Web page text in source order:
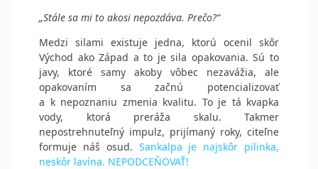
„Stále sa mi to akosi nepozdáva. Prečo?“
Medzi silami existuje jedna, ktorú ocenil skôr
Východ ako Západ a to je sila opakovania. Sú to
javy, ktoré samy akoby vôbec nezavážia, ale
opakovaním sa začnú potencializovať
a k nepoznaniu zmenia kvalitu. To je tá kvapka
vody, ktorá preráža skalu. Takmer
nepostrehnuteľný impulz, prijímaný roky, citeľne
formuje náš osud. Sankalpa je najskôr pilinka,
neskôr lavína. NEPODCEŇOVAŤ!